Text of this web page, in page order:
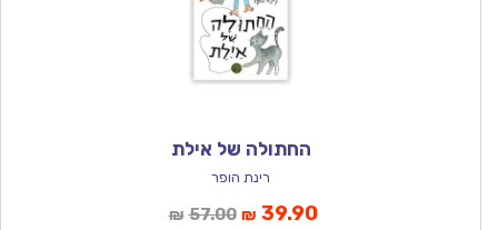
החתולה של אילת
רינת הופר
₪ 57.00המחיר
₪ 39.90המחיר